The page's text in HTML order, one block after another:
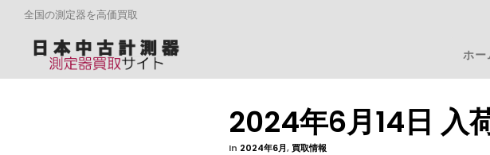
全国の測定器を高価買取
ホー
2024年6月14日 入
In 2024年6月, 買取情報